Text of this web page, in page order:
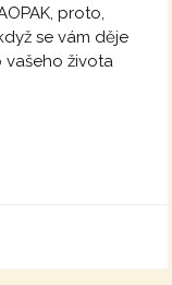
proto,
se vám děje
vašeho života